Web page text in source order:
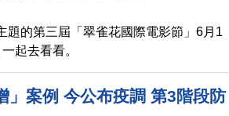
題的第三屆「翠雀花國際電影節」6月1
起去看看。
」案例 今公布疫調 第3階段防